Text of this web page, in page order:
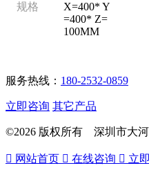
规格
X=400* Y
=400* Z=
100MM
服务热线： 180-2532-0859
立即咨询 其它产品
©2026 版权所有 深圳市大河
 网站首页  在线咨询  立